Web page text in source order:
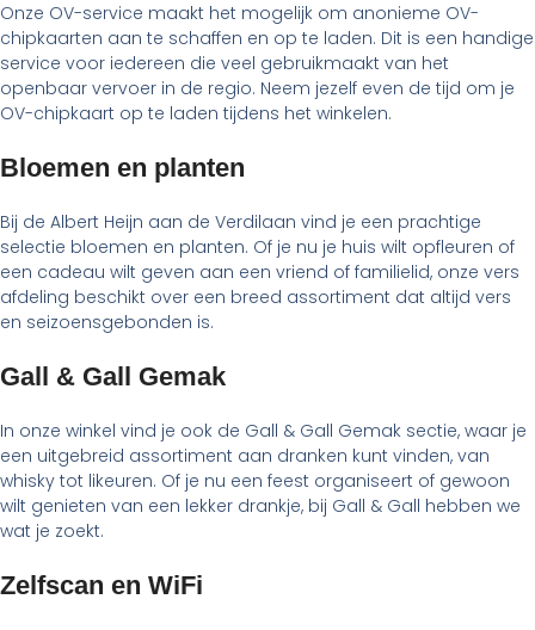
Onze OV-service maakt het mogelijk om anonieme OV-
chipkaarten aan te schaffen en op te laden. Dit is een handige
service voor iedereen die veel gebruikmaakt van het
openbaar vervoer in de regio. Neem jezelf even de tijd om je
OV-chipkaart op te laden tijdens het winkelen.
Bloemen en planten
Bij de Albert Heijn aan de Verdilaan vind je een prachtige
selectie bloemen en planten. Of je nu je huis wilt opfleuren of
een cadeau wilt geven aan een vriend of familielid, onze vers
afdeling beschikt over een breed assortiment dat altijd vers
en seizoensgebonden is.
Gall & Gall Gemak
In onze winkel vind je ook de Gall & Gall Gemak sectie, waar je
een uitgebreid assortiment aan dranken kunt vinden, van
whisky tot likeuren. Of je nu een feest organiseert of gewoon
wilt genieten van een lekker drankje, bij Gall & Gall hebben we
wat je zoekt.
Zelfscan en WiFi